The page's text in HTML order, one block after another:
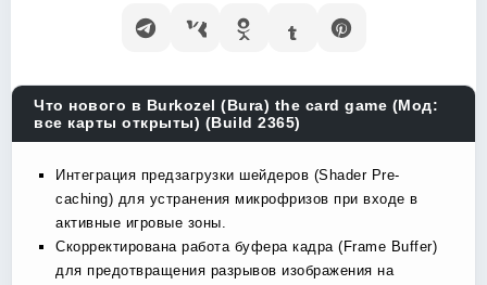
Что нового в Burkozel (Bura) the card game (Мод:
все карты открыты) (Build 2365)
Интеграция предзагрузки шейдеров (Shader Pre-
caching) для устранения микрофризов при входе в
активные игровые зоны.
Скорректирована работа буфера кадра (Frame Buffer)
для предотвращения разрывов изображения на